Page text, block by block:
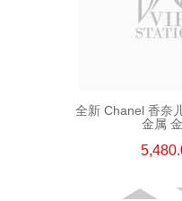
全新 Chanel 香奈
金属